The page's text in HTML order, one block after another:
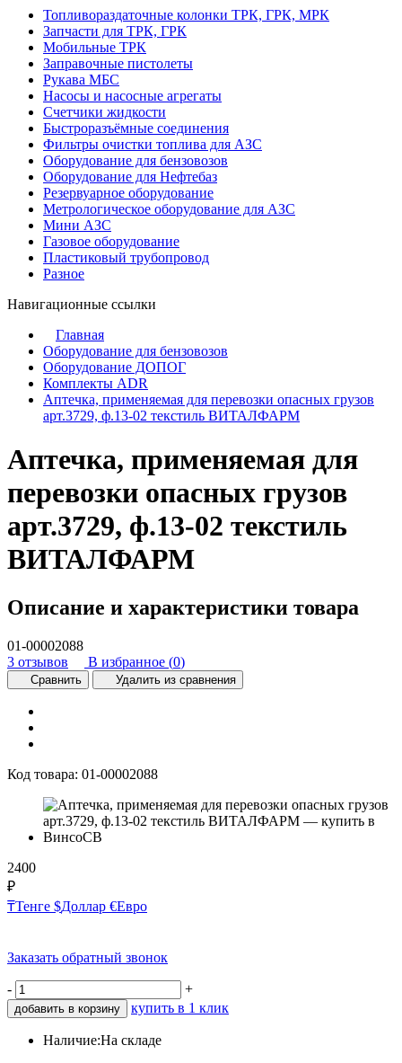
Топливораздаточные колонки ТРК, ГРК, МРК
Запчасти для ТРК, ГРК
Мобильные ТРК
Заправочные пистолеты
Рукава МБС
Насосы и насосные агрегаты
Счетчики жидкости
Быстроразъёмные соединения
Фильтры очистки топлива для АЗС
Оборудование для бензовозов
Оборудование для Нефтебаз
Резервуарное оборудование
Метрологическое оборудование для АЗС
Мини АЗС
Газовое оборудование
Пластиковый трубопровод
Разное
Навигационные ссылки
Главная
Оборудование для бензовозов
Оборудование ДОПОГ
Комплекты АDR
Аптечка, применяемая для перевозки опасных грузов
арт.3729, ф.13-02 текстиль ВИТАЛФАРМ
Аптечка, применяемая для
перевозки опасных грузов
арт.3729, ф.13-02 текстиль
ВИТАЛФАРМ
Описание и характеристики товара
01-00002088
3 отзывов
В избранное (0)
Сравнить Удалить из сравнения
Код товара: 01-00002088
2400
₽
₸Тенге $Доллар €Евро
Заказать обратный звонок
- +
добавить в корзину купить в 1 клик
Наличие:На складе